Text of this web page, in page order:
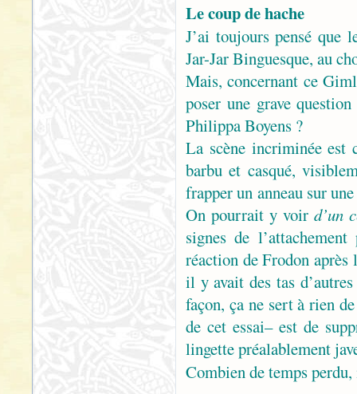
Le coup de hache
J’ai toujours pensé que
Jar-Jar Binguesque, au
Mais, concernant ce
poser une grave
Philippa Boyens ?
La scène incriminée est
barbu et casqué,
frapper un anneau sur
On pourrait y voir d’un
signes de
réaction de Frodon
il y avait des tas
façon, ça ne sert à rien
de cet essai– est de
lingette préalablement
Combien de temps